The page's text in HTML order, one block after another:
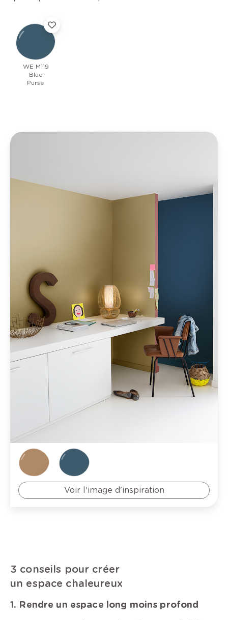
WE M119
Blue
Purse
Voir l'image d'inspiration
3 conseils pour créer
un espace chaleureux
1. Rendre un espace long moins profond